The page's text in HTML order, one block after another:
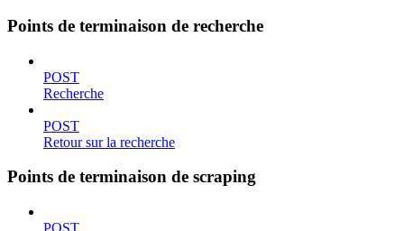
Points de terminaison de recherche
POST
Recherche
POST
Retour sur la recherche
Points de terminaison de scraping